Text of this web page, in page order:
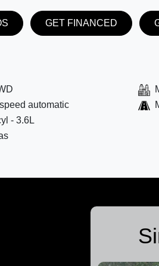
GET FINANCED
automatic
- 3.6L